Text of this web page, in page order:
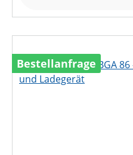
Bestellanfrage